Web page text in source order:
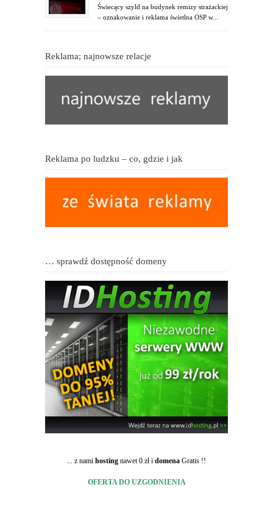
Świecący szyld na budynek remizy strażackiej
– oznakowanie i reklama świetlna OSP w...
Reklama; najnowsze relacje
Reklama po ludzku – co, gdzie i jak
… sprawdź dostępność domeny
... z nami hosting nawet 0 zł i domena Gratis !!
OFERTA DO UZGODNIENIA